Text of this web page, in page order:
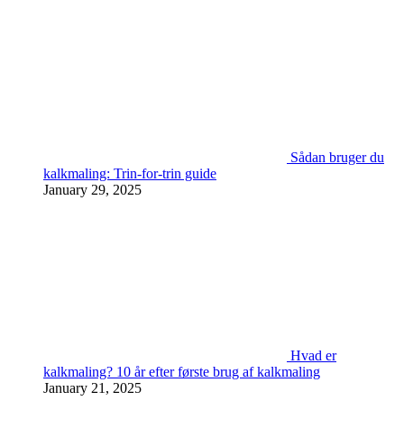
Sådan bruger du
kalkmaling: Trin-for-trin guide
January 29, 2025
Hvad er
kalkmaling? 10 år efter første brug af kalkmaling
January 21, 2025